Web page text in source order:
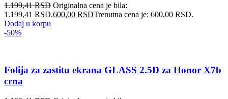
1.199,41RSD Originalna cena je bila:
1.199,41 RSD.600,00 RSDTrenutna cena je: 600,00 RSD.
Dodaj u korpu
-50%
Folija za zastitu ekrana GLASS 2.5D za Honor X7b
crna